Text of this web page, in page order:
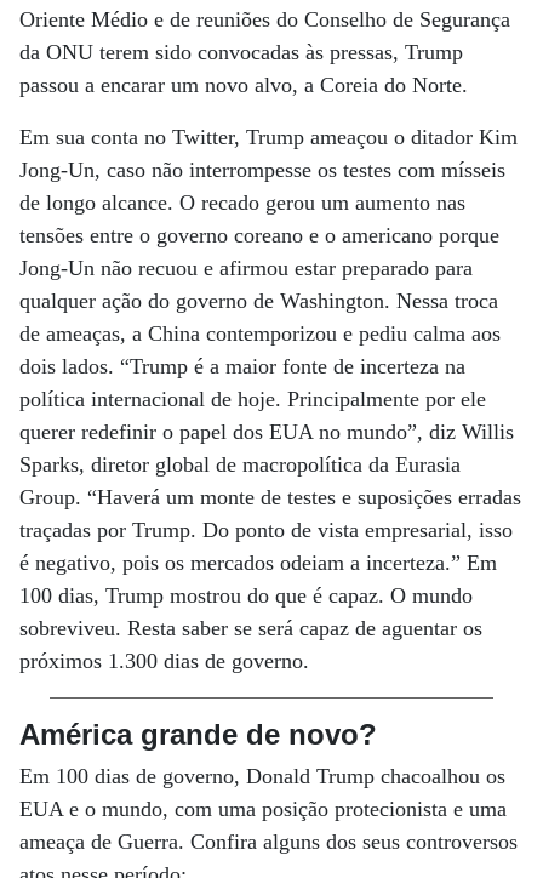
Oriente Médio e de reuniões do Conselho de Segurança
da ONU terem sido convocadas às pressas, Trump
passou a encarar um novo alvo, a Coreia do Norte.
Em sua conta no Twitter, Trump ameaçou o ditador Kim
Jong-Un, caso não interrompesse os testes com mísseis
de longo alcance. O recado gerou um aumento nas
tensões entre o governo coreano e o americano porque
Jong-Un não recuou e afirmou estar preparado para
qualquer ação do governo de Washington. Nessa troca
de ameaças, a China contemporizou e pediu calma aos
dois lados. “Trump é a maior fonte de incerteza na
política internacional de hoje. Principalmente por ele
querer redefinir o papel dos EUA no mundo”, diz Willis
Sparks, diretor global de macropolítica da Eurasia
Group. “Haverá um monte de testes e suposições erradas
traçadas por Trump. Do ponto de vista empresarial, isso
é negativo, pois os mercados odeiam a incerteza.” Em
100 dias, Trump mostrou do que é capaz. O mundo
sobreviveu. Resta saber se será capaz de aguentar os
próximos 1.300 dias de governo.
América grande de novo?
Em 100 dias de governo, Donald Trump chacoalhou os
EUA e o mundo, com uma posição protecionista e uma
ameaça de Guerra. Confira alguns dos seus controversos